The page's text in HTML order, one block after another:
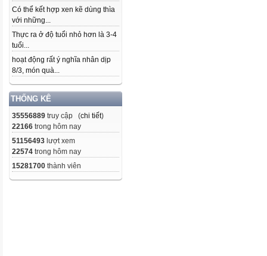
Có thể kết hợp xen kẽ dùng thìa
với những...
Thực ra ở độ tuổi nhỏ hơn là 3-4
tuổi...
hoạt động rất ý nghĩa nhân dịp
8/3, món quà...
THỐNG KÊ
35556889 truy cập (chi tiết)
22166 trong hôm nay
51156493 lượt xem
22574 trong hôm nay
15281700 thành viên